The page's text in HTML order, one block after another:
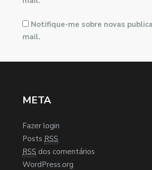
Notifique-me sobre novas
mail.
META
Fazer login
Posts RSS
RSS dos comentários
WordPress.org